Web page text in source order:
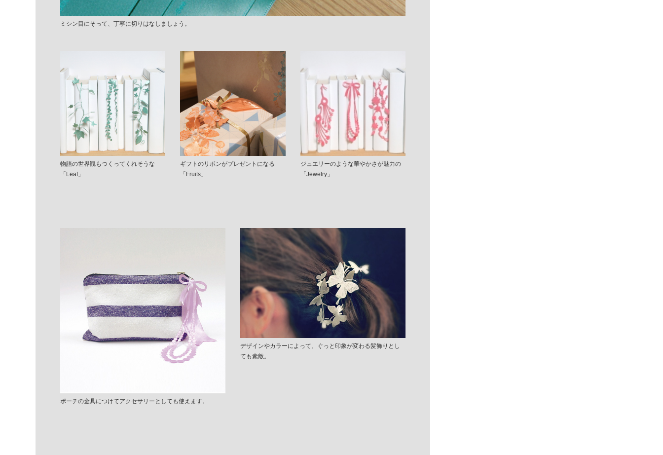
ミシン目にそって、丁寧に切りはなしましょう。
物語の世界観もつくってくれそうな
「Leaf」
ギフトのリボンがプレゼントになる
「Fruits」
ジュエリーのような華やかさが魅力の
「Jewelry」
ポーチの金具につけてアクセサリーとしても使えます。
デザインやカラーによって、ぐっと印象が変わる髪飾りとし
ても素敵。